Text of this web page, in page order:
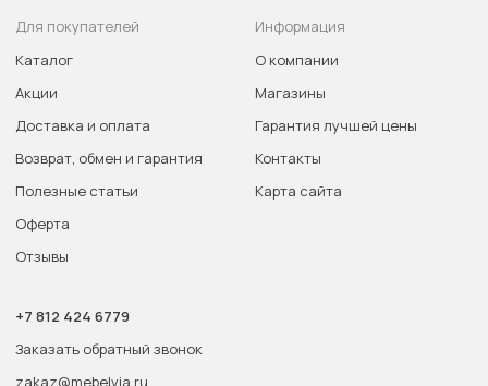
Для покупателей
Каталог
Акции
Доставка и оплата
Возврат, обмен и гарантия
Полезные статьи
Оферта
Отзывы
Информация
О компании
Магазины
Гарантия лучшей цены
Контакты
Карта сайта
+7 812 424 6779
Заказать обратный звонок
zakaz@mebelvia.ru